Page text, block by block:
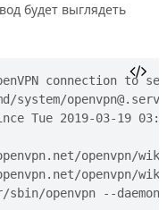
будет выглядеть
connection to
system/
Tue 2019-03-19
openvpn/
openvpn/
sbin/openvpn --